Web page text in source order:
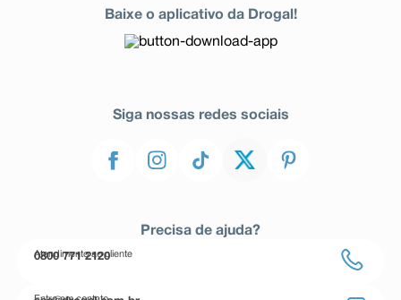
Baixe o aplicativo da Drogal!
Siga nossas redes sociais
Precisa de ajuda?
Atendimento ao cliente
0800 771 2120